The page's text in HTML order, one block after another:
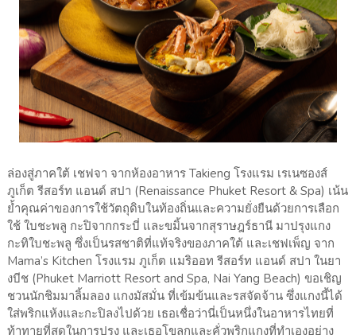
ล่องสู่ภาคใต้ เชฟจา จากห้องอาหาร Takieng โรงแรม เรเนซองส์
ภูเก็ต รีสอร์ท แอนด์ สปา (Renaissance Phuket Resort & Spa) เน้น
ย้ำคุณค่าของการใช้วัตถุดิบในท้องถิ่นและความยั่งยืนด้วยการเลือก
ใช้ ใบชะพลู กะปิจากกระบี่ และขมิ้นจากสุราษฎร์ธานี มาปรุงแกง
กะทิใบชะพลู ซึ่งเป็นรสชาติที่แท้จริงของภาคใต้ และเชฟเพ็ญ จาก
Mama’s Kitchen โรงแรม ภูเก็ต แมริออท รีสอร์ท แอนด์ สปา ในยา
งบีช (Phuket Marriott Resort and Spa, Nai Yang Beach) ขอเชิญ
ชวนนักชิมมาลิ้มลอง แกงมัสมั่น ที่เข้มข้นและรสจัดจ้าน ซึ่งแกงนี้ได้
ใส่พริกแห้งและกะปิลงไปด้วย เธอเชื่อว่านี่เป็นหนึ่งในอาหารไทยที่
ท้าทายที่สุดในการปรุง และเธอโขลกและคั่วพริกแกงที่ทำเองอย่าง